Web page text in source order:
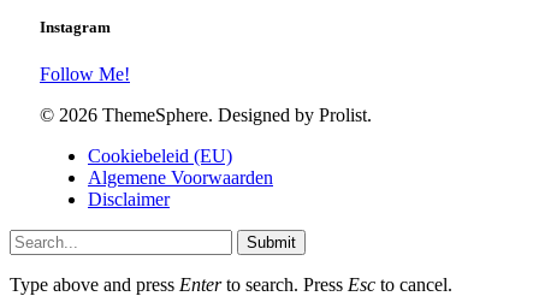
Instagram
Follow Me!
© 2026 ThemeSphere. Designed by Prolist.
Cookiebeleid (EU)
Algemene Voorwaarden
Disclaimer
Submit
Type above and press Enterto search. Press Esc to cancel.